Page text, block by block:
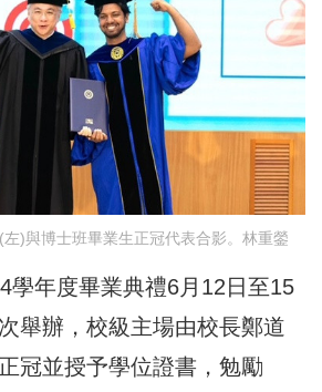
)與博士班畢業生正冠代表合影。林重鎣
學年度畢業典禮6月12日至15
舉辦，校級主場由校長鄭道
冠並授予學位證書，勉勵